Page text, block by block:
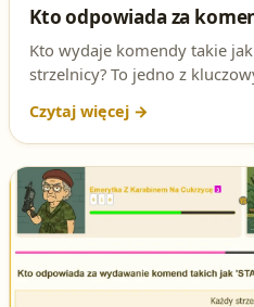
Kto odpowiada za
Kto wydaje komendy takie jak
strzelnicy? To jedno z
dlaczego prawo do
osoba na osi.